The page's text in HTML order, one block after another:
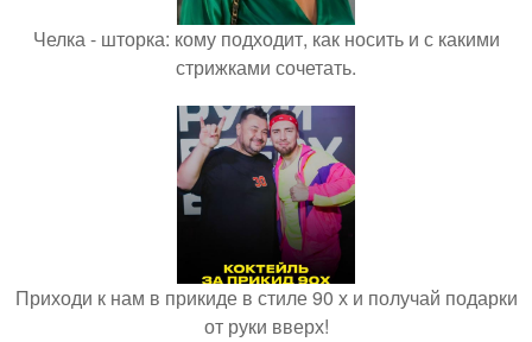
Челка - шторка: кому подходит, как носить и с какими
стрижками сочетать.
Приходи к нам в прикиде в стиле 90 х и получай подарки
от руки вверх!